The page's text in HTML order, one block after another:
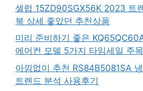
셀럽 15ZD90SGX56K 2023 트
북 상세 좋았던 추천상품
미리 준비하기 좋은
에어컨 모델 5가지 타임세일 주목
아낌없이 추천 RS84B5081SA
트렌드 분석 사용후기